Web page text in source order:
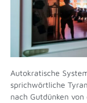
Autokratische
sprichwörtliche
nach Gutdünken